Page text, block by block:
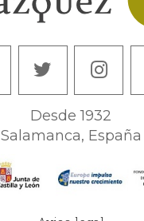
Desde 1932
Salamanca, España